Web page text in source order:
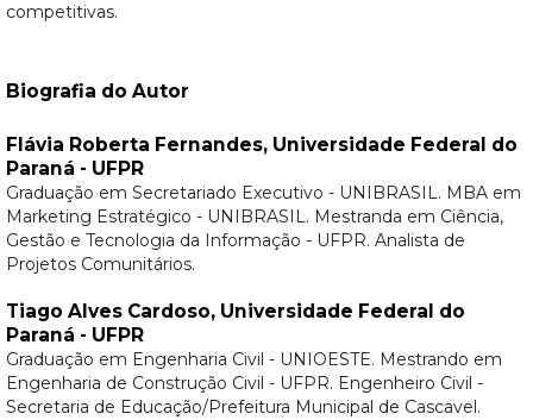
competitivas.
Biografia do Autor
Flávia Roberta Fernandes, Universidade Federal do
Paraná - UFPR
Graduação em Secretariado Executivo - UNIBRASIL. MBA em
Marketing Estratégico - UNIBRASIL. Mestranda em Ciência,
Gestão e Tecnologia da Informação - UFPR. Analista de
Projetos Comunitários.
Tiago Alves Cardoso, Universidade Federal do
Paraná - UFPR
Graduação em Engenharia Civil - UNIOESTE. Mestrando em
Engenharia de Construção Civil - UFPR. Engenheiro Civil -
Secretaria de Educação/Prefeitura Municipal de Cascavel.